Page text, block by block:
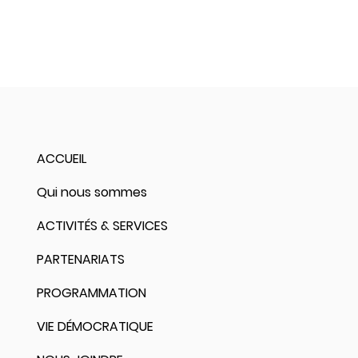
ACCUEIL
Qui nous sommes
ACTIVITÉS & SERVICES
PARTENARIATS
PROGRAMMATION
VIE DÉMOCRATIQUE